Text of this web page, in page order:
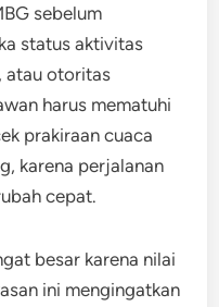
sebelum
status aktivitas
atau otoritas
harus mematuhi
prakiraan cuaca
karena perjalanan
cepat.
besar karena nilai
ini mengingatkan